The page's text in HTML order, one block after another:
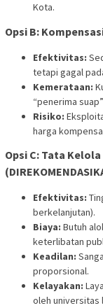
Kota.
Opsi B:
Efektivitas:
tetapi gagal
Kemerataan:
“penerima
Risiko:
harga
Opsi C: Tata
Efektivitas:
berkelanjutan).
Biaya: Butuh
keterlibatan
Keadilan:
proporsional.
Kelayakan:
oleh universitas